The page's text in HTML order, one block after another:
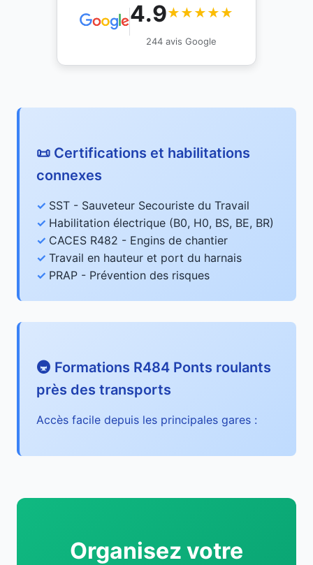
4.9★★★★★
244 avis Google
📜 Certifications et habilitations
connexes
SST - Sauveteur Secouriste du Travail
Habilitation électrique (B0, H0, BS, BE, BR)
CACES R482 - Engins de chantier
Travail en hauteur et port du harnais
PRAP - Prévention des risques
🚇 Formations R484 Ponts roulants
près des transports
Accès facile depuis les principales gares :
Organisez votre